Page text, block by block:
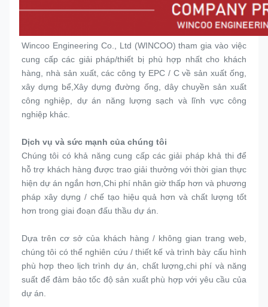
Wincoo Engineering Co., Ltd (WINCOO) tham gia vào việc
cung cấp các giải pháp/thiết bị phù hợp nhất cho khách
hàng, nhà sản xuất, các công ty EPC / C về sản xuất ống,
xây dựng bể,Xây dựng đường ống, dây chuyền sản xuất
công nghiệp, dự án năng lượng sạch và lĩnh vực công
nghiệp khác.
Dịch vụ và sức mạnh của chúng tôi
Chúng tôi có khả năng cung cấp các giải pháp khả thi để
hỗ trợ khách hàng được trao giải thưởng với thời gian thực
hiện dự án ngắn hơn,Chi phí nhân giờ thấp hơn và phương
pháp xây dựng / chế tạo hiệu quả hơn và chất lượng tốt
hơn trong giai đoạn đấu thầu dự án.
Dựa trên cơ sở của khách hàng / không gian trang web,
chúng tôi có thể nghiên cứu / thiết kế và trình bày cấu hình
phù hợp theo lịch trình dự án, chất lượng,chi phí và năng
suất để đảm bảo tốc độ sản xuất phù hợp với yêu cầu của
dự án.